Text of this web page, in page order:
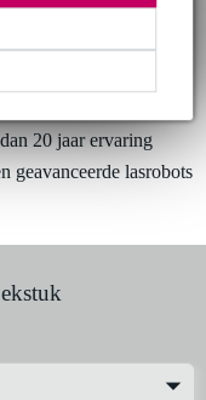
€ 300,- en max.
de winkel
korting te kopen
defect
20 jaar ervaring
geavanceerde lasrobots